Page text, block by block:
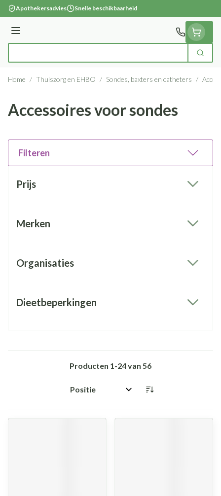
Ga naar de inhoud
Apothekersadvies Snelle beschikbaarheid
Menu
Zoek
Home / Thuiszorg en EHBO / Sondes, baxters en catheters /
Accessoires voor sondes
Filteren
Prijs
Merken
Organisaties
Dieetbeperkingen
Producten 1-24van 56
Sorteer op: